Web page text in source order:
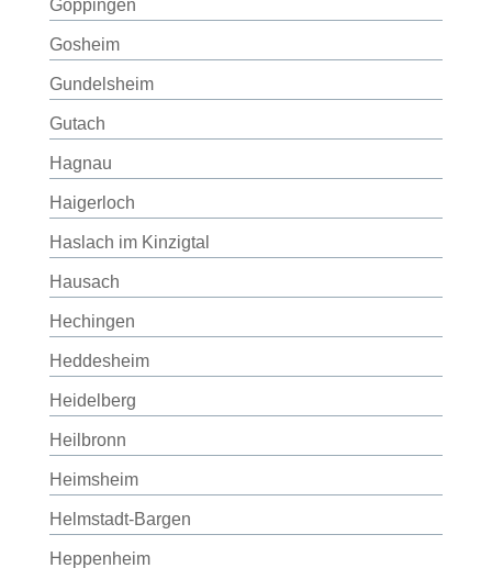
Göppingen
Gosheim
Gundelsheim
Gutach
Hagnau
Haigerloch
Haslach im Kinzigtal
Hausach
Hechingen
Heddesheim
Heidelberg
Heilbronn
Heimsheim
Helmstadt-Bargen
Heppenheim